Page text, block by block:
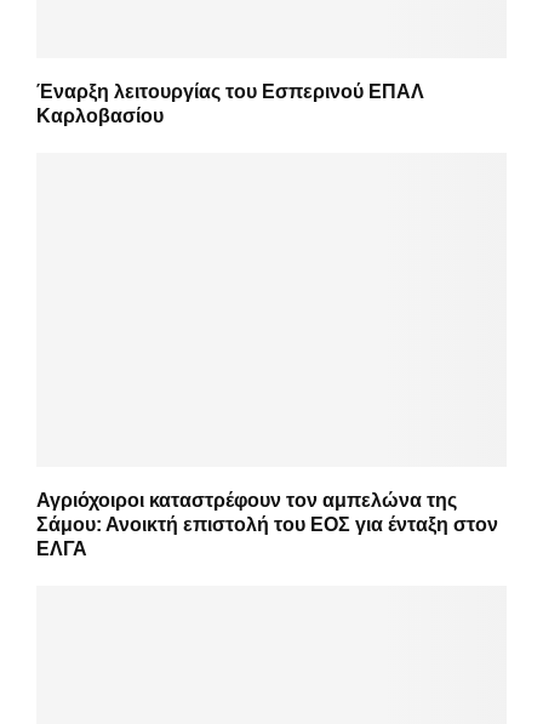
Έναρξη λειτουργίας του Εσπερινού ΕΠΑΛ
Καρλοβασίου
Αγριόχοιροι καταστρέφουν τον αμπελώνα της
Σάμου: Ανοικτή επιστολή του ΕΟΣ για ένταξη στον
ΕΛΓΑ